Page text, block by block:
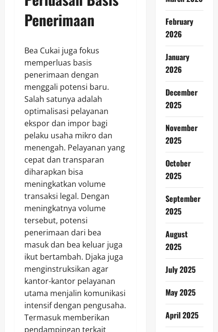
Penerimaan
Bea Cukai juga fokus
memperluas basis
penerimaan dengan
menggali potensi baru.
Salah satunya adalah
optimalisasi pelayanan
ekspor dan impor bagi
pelaku usaha mikro dan
menengah. Pelayanan yang
cepat dan transparan
diharapkan bisa
meningkatkan volume
transaksi legal. Dengan
meningkatnya volume
tersebut, potensi
penerimaan dari bea
masuk dan bea keluar juga
ikut bertambah. Djaka juga
menginstruksikan agar
kantor-kantor pelayanan
utama menjalin komunikasi
intensif dengan pengusaha.
Termasuk memberikan
pendampingan terkait
February
2026
January
2026
December
2025
November
2025
October
2025
September
2025
August
2025
July 2025
May 2025
April 2025